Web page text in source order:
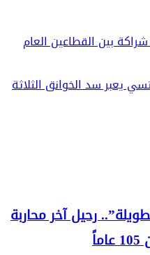
مشروع شراكة بين القطاعين العام
يعبر سد الخوانق الثلاثة
رحيل آخر محاربة